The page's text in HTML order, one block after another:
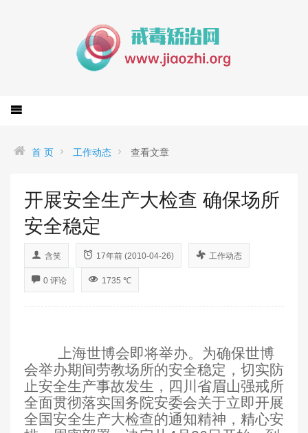
首 页 工作动态 查看文章
开展安全生产大检查 确保场所
安全稳定
含笑 17年前 (2010-04-26) 工作动态
0 评论 1735 ℃
上海世博会即将举办。为确保世博
会举办期间劳教场所的安全稳定，切实防
止安全生产事故发生，四川省眉山强戒所
全面贯彻落实国务院安委会关于立即开展
全国安全生产大检查的通知精神，精心安